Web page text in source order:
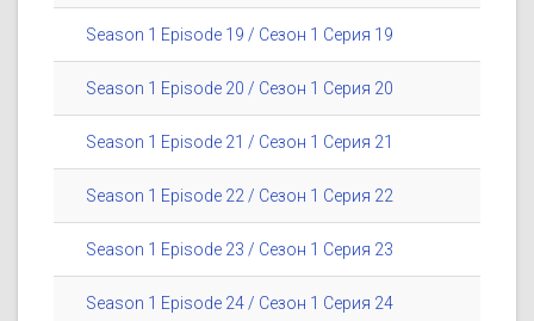
Season 1 Episode 19 / Сезон 1 Серия 19
Season 1 Episode 20 / Сезон 1 Серия 20
Season 1 Episode 21 / Сезон 1 Серия 21
Season 1 Episode 22 / Сезон 1 Серия 22
Season 1 Episode 23 / Сезон 1 Серия 23
Season 1 Episode 24 / Сезон 1 Серия 24